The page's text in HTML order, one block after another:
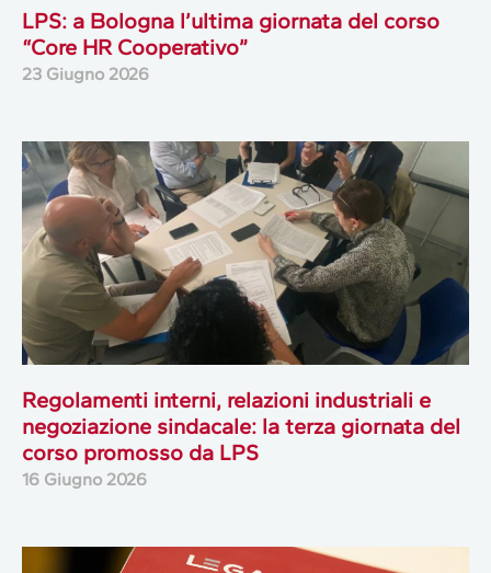
LPS: a Bologna l’ultima giornata del corso
“Core HR Cooperativo”
23 Giugno 2026
Regolamenti interni, relazioni industriali e
negoziazione sindacale: la terza giornata del
corso promosso da LPS
16 Giugno 2026